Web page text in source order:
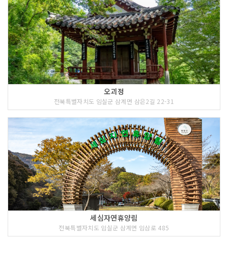
오괴정
전북특별자치도 임실군 삼계면 삼은2길 22-31
세심자연휴양림
전북특별자치도 임실군 삼계면 임삼로 485